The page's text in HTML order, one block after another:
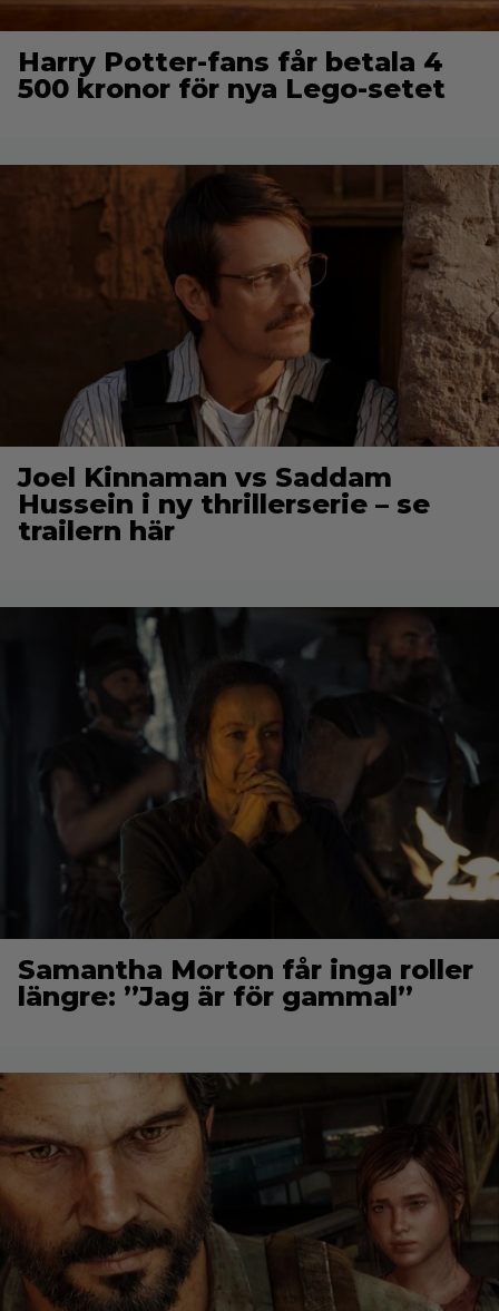
Harry Potter-fans får betala 4
500 kronor för nya Lego-setet
Joel Kinnaman vs Saddam
Hussein i ny thrillerserie – se
trailern här
Samantha Morton får inga roller
längre: ”Jag är för gammal”